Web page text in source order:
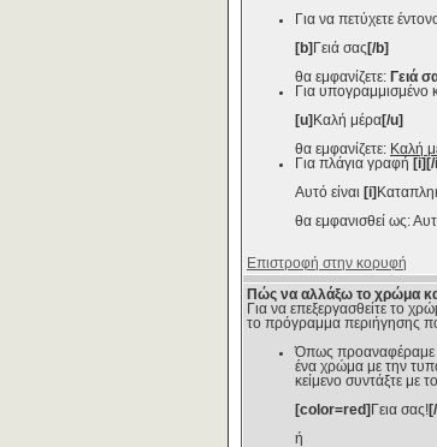
Για να πετύχετε
[b] Γειά σας [/b]
θα εμφανίζετε: Γειά
Για υπογραμμισμένο
[u] Καλή μέρα[/u]
θα εμφανίζετε: Καλή
Για πλάγια γραφή [i][/
Αυτό είναι [i]
θα εμφανισθεί ως:
Επιστροφή στην κορυφή
Πώς να αλλάξω το χρώμα
Για να επεξεργασθείτε το
το πρόγραμμα περιήγησης
Όπως προαναφέραμε
ένα χρώμα με την
κείμενο συντάξτε με
[color=red] Γεια σας!
ή